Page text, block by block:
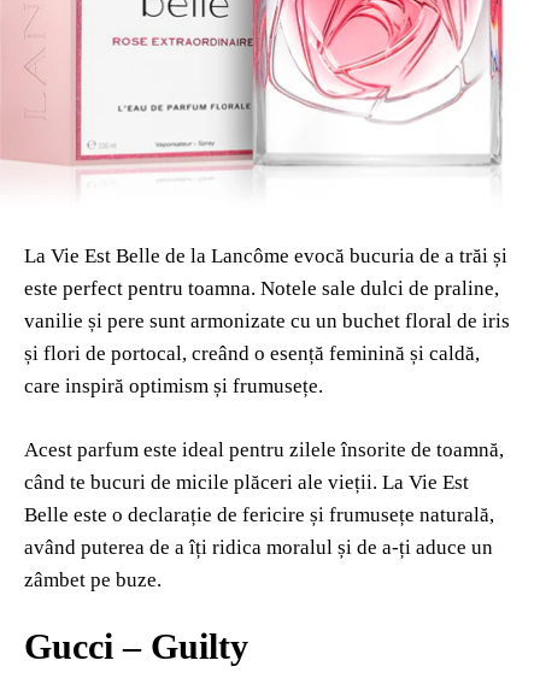
La Vie Est Belle de la Lancôme evocă bucuria de a trăi și
este perfect pentru toamna. Notele sale dulci de praline,
vanilie și pere sunt armonizate cu un buchet floral de iris
și flori de portocal, creând o esență feminină și caldă,
care inspiră optimism și frumusețe.
Acest parfum este ideal pentru zilele însorite de toamnă,
când te bucuri de micile plăceri ale vieții. La Vie Est
Belle este o declarație de fericire și frumusețe naturală,
având puterea de a îți ridica moralul și de a-ți aduce un
zâmbet pe buze.
Gucci – Guilty